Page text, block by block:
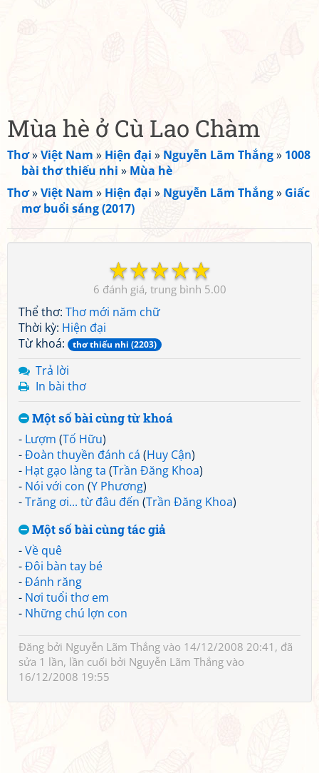
Mùa hè ở Cù Lao Chàm
Thơ»Việt Nam » Hiện đại » Nguyễn Lãm Thắng» 1008
bài thơ thiếu nhi » Mùa hè
Thơ»Việt Nam » Hiện đại » Nguyễn Lãm Thắng» Giấc
mơ buổi sáng (2017)
☆
☆
☆
☆
☆
6 5.00
Thể thơ: Thơ mới năm chữ
Thời kỳ: Hiện đại
Từ khoá:
thơ thiếu nhi (2203)
Trả lời
In bài thơ
Một số bài cùng từ khoá
- Lượm (Tố Hữu)
-Đoàn thuyền đánh cá (Huy Cận)
- Hạt gạo làng ta (Trần Đăng Khoa)
- Nói với con (Y Phương)
-Trăng ơi... từ đâu đến (Trần Đăng Khoa)
Một số bài cùng tác giả
-Về quê
-Đôi bàn tay bé
-Đánh răng
- Nơi tuổi thơ em
- Những chú lợn con
Đăng bởi Nguyễn Lãm Thắng vào 14/12/2008 20:41, đã
sửa 1 lần, lần cuối bởi Nguyễn Lãm Thắng vào
16/12/2008 19:55